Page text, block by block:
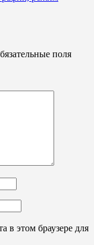
поля
в этом браузере для